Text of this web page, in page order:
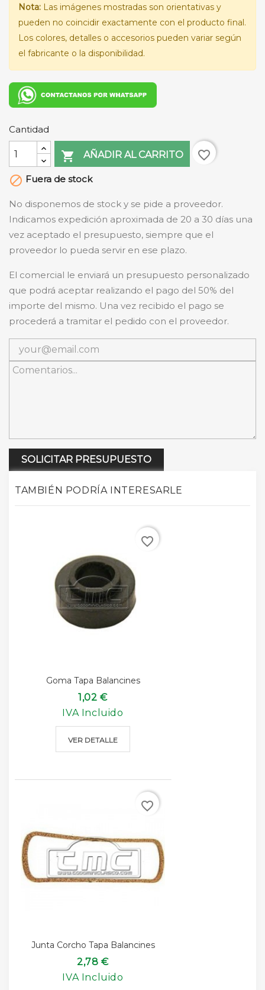
Nota: Las imágenes mostradas son orientativas y
pueden no coincidir exactamente con el producto final.
Los colores, detalles o accesorios pueden variar según
el fabricante o la disponibilidad.
Cantidad
 AÑADIR AL CARRITO
favorite_border
 Fuera de stock
No disponemos de stock y se pide a proveedor.
Indicamos expedición aproximada de 20 a 30 días una
vez aceptado el presupuesto, siempre que el
proveedor lo pueda servir en ese plazo.
El comercial le enviará un presupuesto personalizado
que podrá aceptar realizando el pago del 50% del
importe del mismo. Una vez recibido el pago se
procederá a tramitar el pedido con el proveedor.
SOLICITAR PRESUPUESTO
TAMBIÉN PODRÍA INTERESARLE
Goma Tapa Balancines
1,02 €
IVA Incluido
VER DETALLE
favorite_border
Junta Corcho Tapa Balancines
2,78 €
IVA Incluido
favorite_border